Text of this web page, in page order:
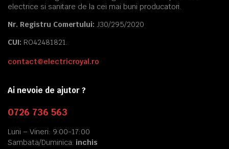
electrice si sanitare de la cei mai buni producatori.
Nr. Registru Comertului: J30/295/2020
CUI: RO42481821.
contact@electricroyal.ro
Ai nevoie de ajutor ?
0726 736 563
Luni – Vineri: 9:00-17:00
Sambata/Duminica: inchis